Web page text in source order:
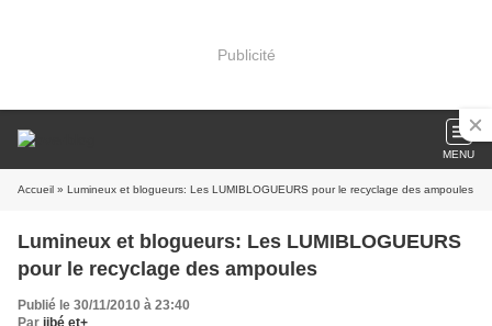
Publicité
MENU
Accueil » Lumineux et blogueurs: Les LUMIBLOGUEURS pour le recyclage des ampoules
Lumineux et blogueurs: Les LUMIBLOGUEURS
pour le recyclage des ampoules
Publié le 30/11/2010 à 23:40
Par jibé et+